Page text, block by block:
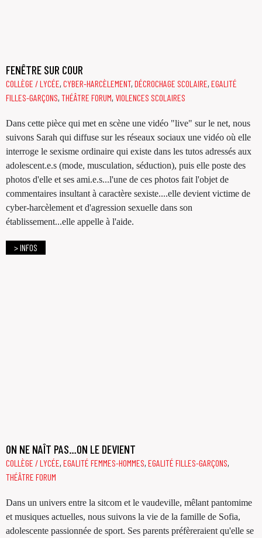
FENÊTRE SUR COUR
COLLÈGE / LYCÉE, CYBER-HARCÈLEMENT, DÉCROCHAGE SCOLAIRE, EGALITÉ
FILLES-GARÇONS, THÉÂTRE FORUM, VIOLENCES SCOLAIRES
Dans cette pièce qui met en scène une vidéo "live" sur le net, nous
suivons Sarah qui diffuse sur les réseaux sociaux une vidéo où elle
interroge le sexisme ordinaire qui existe dans les tutos adressés aux
adolescent.e.s (mode, musculation, séduction), puis elle poste des
photos d'elle et ses ami.e.s...l'une de ces photos fait l'objet de
commentaires insultant à caractère sexiste....elle devient victime de
cyber-harcèlement et d'agression sexuelle dans son
établissement...elle appelle à l'aide.
> INFOS
ON NE NAÎT PAS…ON LE DEVIENT
COLLÈGE / LYCÉE, EGALITÉ FEMMES-HOMMES, EGALITÉ FILLES-GARÇONS,
THÉÂTRE FORUM
Dans un univers entre la sitcom et le vaudeville, mêlant pantomime
et musiques actuelles, nous suivons la vie de la famille de Sofia,
adolescente passionnée de sport. Ses parents préfèreraient qu'elle se